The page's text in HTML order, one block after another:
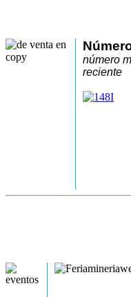
número
reciente